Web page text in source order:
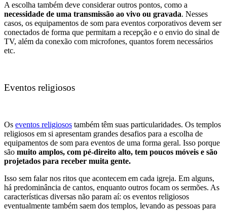
A escolha também deve considerar outros pontos, como a
necessidade de uma transmissão ao vivo ou gravada. Nesses
casos, os equipamentos de som para eventos corporativos devem ser
conectados de forma que permitam a recepção e o envio do sinal de
TV, além da conexão com microfones, quantos forem necessários
etc.
Eventos religiosos
Os eventos religiosos também têm suas particularidades. Os templos
religiosos em si apresentam grandes desafios para a escolha de
equipamentos de som para eventos de uma forma geral. Isso porque
são muito amplos, com pé-direito alto, tem poucos móveis e são
projetados para receber muita gente.
Isso sem falar nos ritos que acontecem em cada igreja. Em alguns,
há predominância de cantos, enquanto outros focam os sermões. As
características diversas não param aí: os eventos religiosos
eventualmente também saem dos templos, levando as pessoas para